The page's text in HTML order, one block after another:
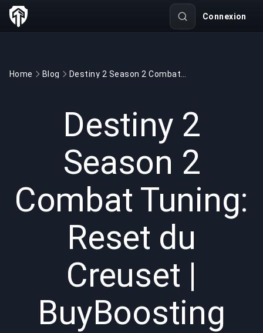
Connexion
Home Blog
Destiny 2
Season 2
Combat Tuning:
Reset du
Creuset |
BuyBoosting